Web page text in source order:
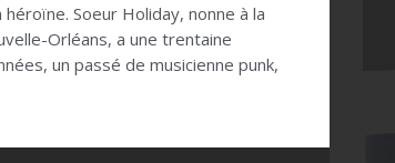
héroïne. Soeur Holiday, nonne à la
Orléans, a une trentaine
un passé de musicienne punk,